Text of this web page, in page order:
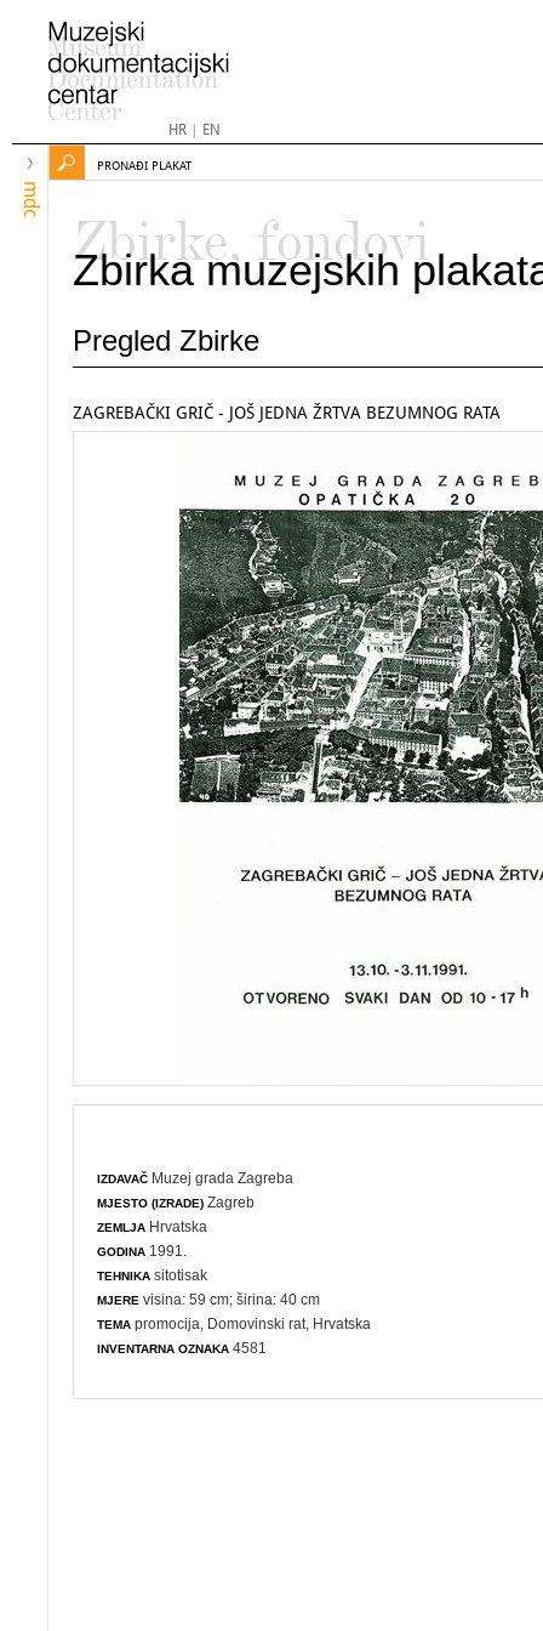
HR| EN
mdc
PRONAĐI PLAKAT
Zbirke, fondovi
Zbirka muzejskih
Pregled Zbirke
ZAGREBAČKI GRIČ - JOŠ JEDNA ŽRTVA BEZUMNOG RATA
IZDAVAČ Muzej grada Zagreba
MJESTO (IZRADE) Zagreb
ZEMLJA Hrvatska
GODINA 1991.
TEHNIKA sitotisak
MJERE visina: 59 cm; širina: 40 cm
TEMA promocija Domovinski rat , Hrvatska
INVENTARNA OZNAKA 4581